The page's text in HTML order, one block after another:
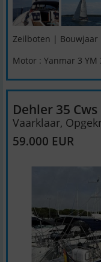
Zeilboten | Bouwjaar
Motor : Yanmar 3 YM
Dehler 35 Cws
Vaarklaar,
59.000 EUR